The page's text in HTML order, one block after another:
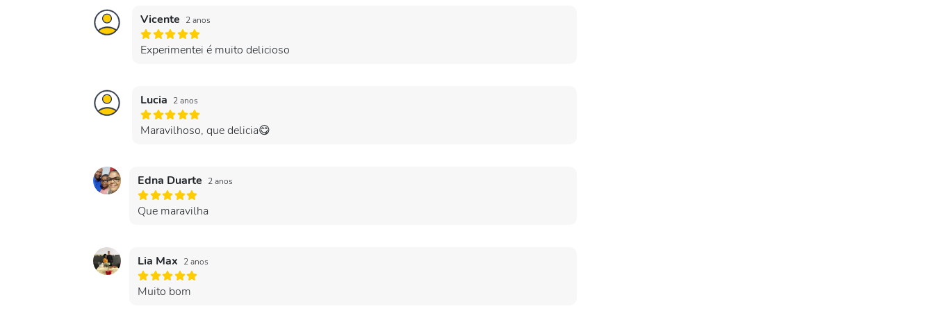
Vicente 2 anos
Experimentei é muito delicioso
Lucia 2 anos
Maravilhoso, que delicia😋
Edna Duarte 2 anos
Que maravilha
Lia Max 2 anos
Muito bom